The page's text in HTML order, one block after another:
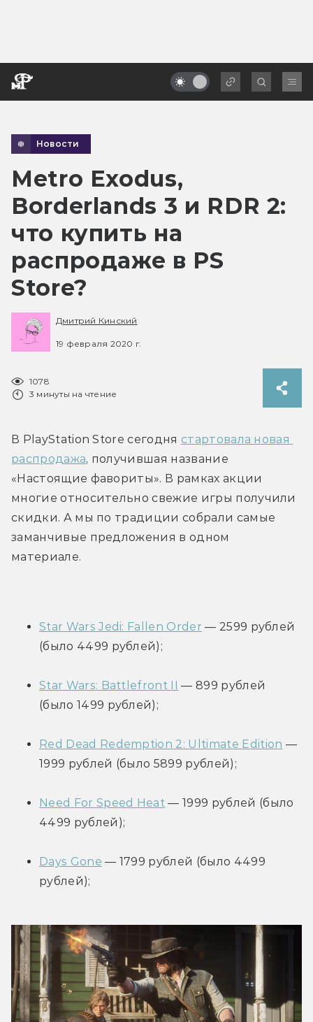
Новости
Metro Exodus,
Borderlands 3 и RDR 2:
что купить на
распродаже в PS
Store?
Дмитрий Кинский
19 февраля 2020 г.
1078
3 минуты на чтение
В PlayStation Store сегодня стартовала новая
распродажа, получившая название
«Настоящие фавориты». В рамках акции
многие относительно свежие игры получили
скидки. А мы по традиции собрали самые
заманчивые предложения в одном
материале.
Star Wars Jedi: Fallen Order — 2599 рублей
(было 4499 рублей);
Star Wars: Battlefront II — 899 рублей
(было 1499 рублей);
Red Dead Redemption 2: Ultimate Edition —
1999 рублей (было 5899 рублей);
Need For Speed Heat — 1999 рублей (было
4499 рублей);
Days Gone — 1799 рублей (было 4499
рублей);